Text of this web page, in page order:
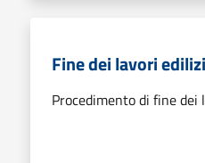
Fine dei lavori edilizi
Procedimento di fine dei